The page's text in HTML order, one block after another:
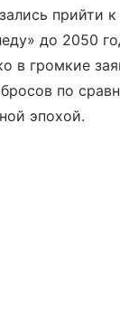
прийти
до 2050
в громкие
по
эпохой.